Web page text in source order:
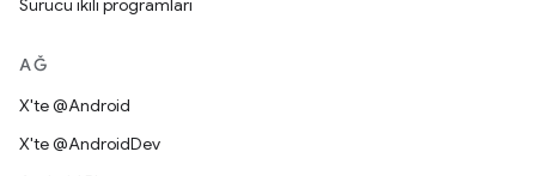
Sürücü ikili programları
AĞ
X'te @Android
X'te @AndroidDev